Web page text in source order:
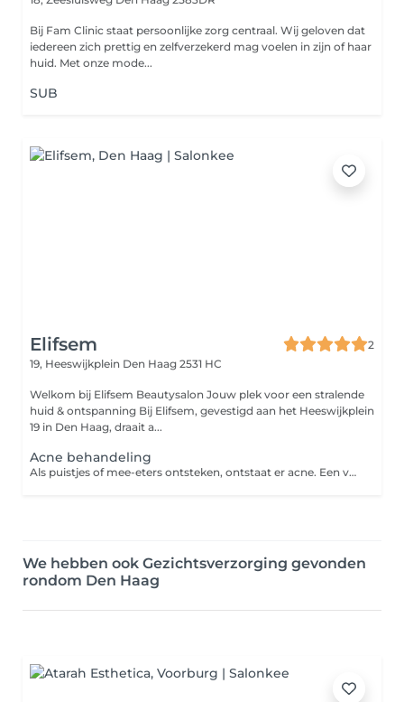
Bij Fam Clinic staat persoonlijke zorg centraal. Wij geloven dat
iedereen zich prettig en zelfverzekerd mag voelen in zijn of haar
huid. Met onze mode...
SUB
Elifsem
2
19, Heeswijkplein Den Haag 2531 HC
Welkom bij Elifsem Beautysalon Jouw plek voor een stralende
huid & ontspanning Bij Elifsem, gevestigd aan het Heeswijkplein
19 in Den Haag, draait a...
Acne behandeling
Als puistjes of mee-eters ontsteken, ontstaat er acne. Een vervelende, zichtbare aandoening op het gezicht, de rug en de borst. Een goede verzorging en huidverbeterende behandelingen verminderen de acne, voorkomen blijvende littekens en brengen de huid weer in balans. De ANBOS-schoonheidsspecialist helpt je hiermee zodat jouw huid er weer schoon en fris uitziet! Acne vulgaris is de medische term voor jeugdpuistjes. Het is een chronisch ontstekingsproces van het haarfollikel-talgkliersysteem dat wordt beïnvloed door hormonale factoren. Meestal vind je acne op het gezicht, in de hals en nek, op de borst en de rug.
We hebben ook Gezichtsverzorging gevonden
rondom Den Haag